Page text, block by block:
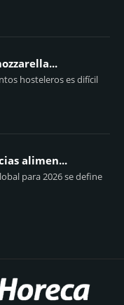
hosteleros es difícil
alimen...
para 2026 se define